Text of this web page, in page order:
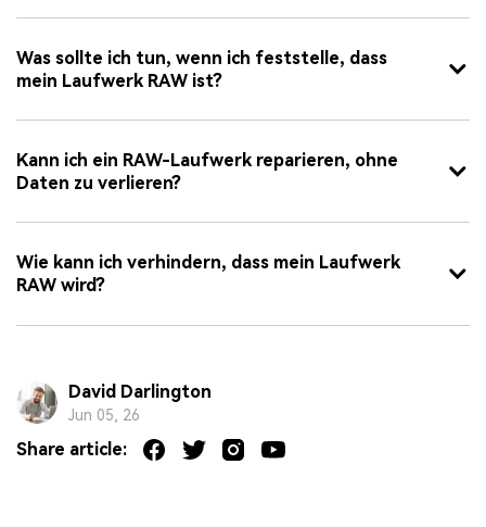
Was sollte ich tun, wenn ich feststelle, dass
mein Laufwerk RAW ist?
Kann ich ein RAW-Laufwerk reparieren, ohne
Daten zu verlieren?
Wie kann ich verhindern, dass mein Laufwerk
RAW wird?
David Darlington
Jun 05, 26
Share article: